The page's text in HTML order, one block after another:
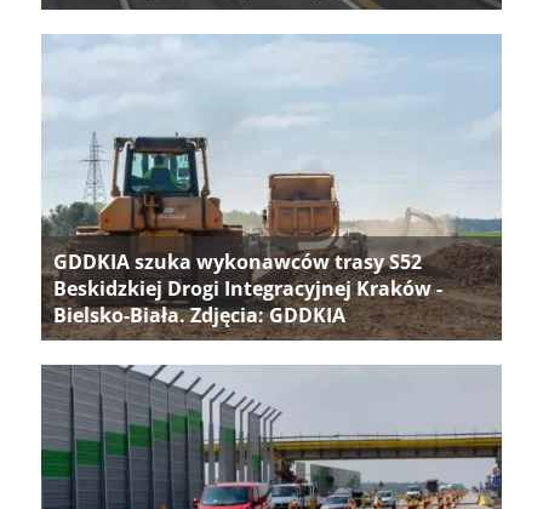
GDDKIA szuka wykonawców trasy S52
Beskidzkiej Drogi Integracyjnej Kraków -
Bielsko-Biała. Zdjęcia: GDDKIA